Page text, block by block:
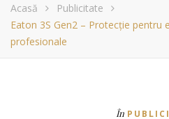
Acasă
Publicitate
Eaton 3S Gen2 – Protecție pentru
profesionale
În